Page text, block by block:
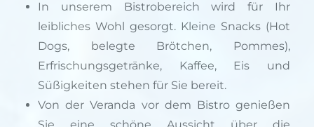
In unserem Bistrobereich wird für Ihr
leibliches Wohl gesorgt. Kleine Snacks (Hot
Dogs, belegte Brötchen, Pommes),
Erfrischungsgetränke, Kaffee, Eis und
Süßigkeiten stehen für Sie bereit.
Von der Veranda vor dem Bistro genießen